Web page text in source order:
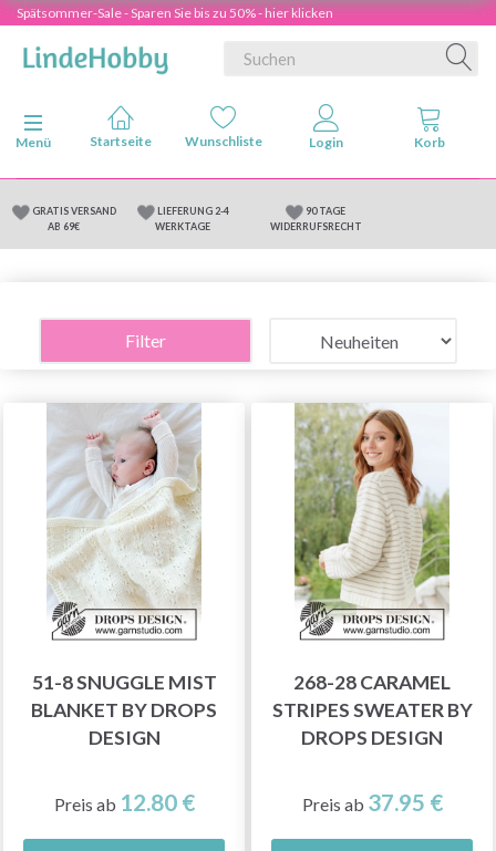
Spätsommer-Sale - Sparen Sie bis zu 50% - hier klicken
Anzeige ändern
Menü
GRATIS VERSAND
AB 69€
LIEFERUNG 2-4
WERKTAGE
90 TAGE
WIDERRUFSRECHT
Filter
51-8 SNUGGLE MIST
BLANKET BY DROPS
DESIGN
Preis ab 12.80 €
268-28 CARAMEL
STRIPES SWEATER BY
DROPS DESIGN
Preis ab 37.95 €